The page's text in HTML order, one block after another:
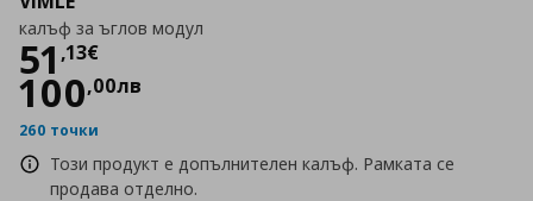
калъф за ъглов модул
51 ,13€
Цена
100,00лв
260 точки
Този продукт е допълнителен калъф. Рамката се
продава отделно.